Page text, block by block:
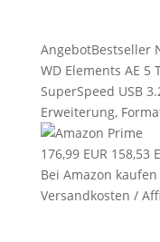
AngebotBestseller
WD Elements AE 5
SuperSpeed USB
Erweiterung,
176,99 EUR 158,53
Bei Amazon kaufen
Versandkosten /